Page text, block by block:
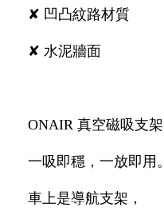
✘ 凹凸紋路材質
✘ 水泥牆面
ONAIR 真空磁吸支架
一吸即穩，一放即用。
車上是導航支架，